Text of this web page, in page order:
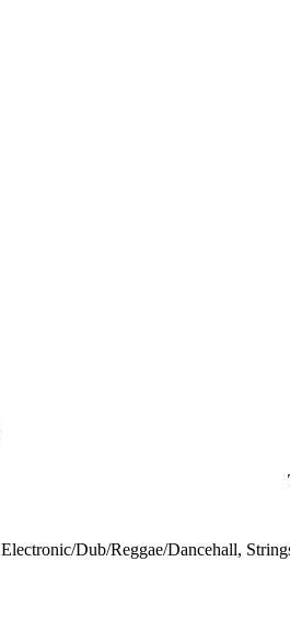
Electronic/Dub/Reggae/Dancehall,